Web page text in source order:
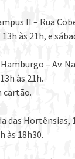
II – Rua
às 21h, e
– Av.
às 21h.
cartão.
das Hortênsias,
às 18h30.